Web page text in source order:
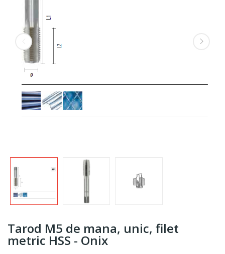
Tarod M5 de mana, unic, filet
metric HSS - Onix